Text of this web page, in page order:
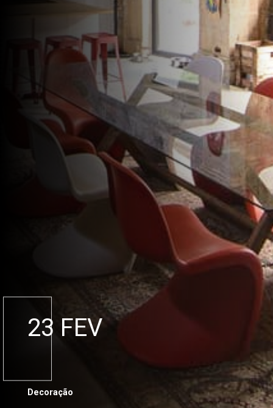
23 FEV
Decoração